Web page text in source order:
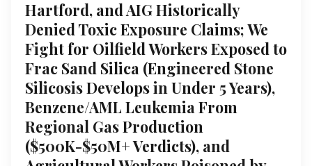
Hartford, and AIG Historically
Denied Toxic Exposure Claims; We
Fight for Oilfield Workers Exposed to
Frac Sand Silica (Engineered Stone
Silicosis Develops in Under 5 Years),
Benzene/AML Leukemia From
Regional Gas Production
($500K-$50M+ Verdicts), and